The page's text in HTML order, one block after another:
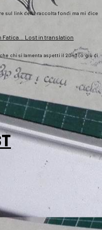
sul link della raccolta fondi ma mi dice
Fatica… Lost in translation
chi si lamenta aspetti il 2043 (o giù di